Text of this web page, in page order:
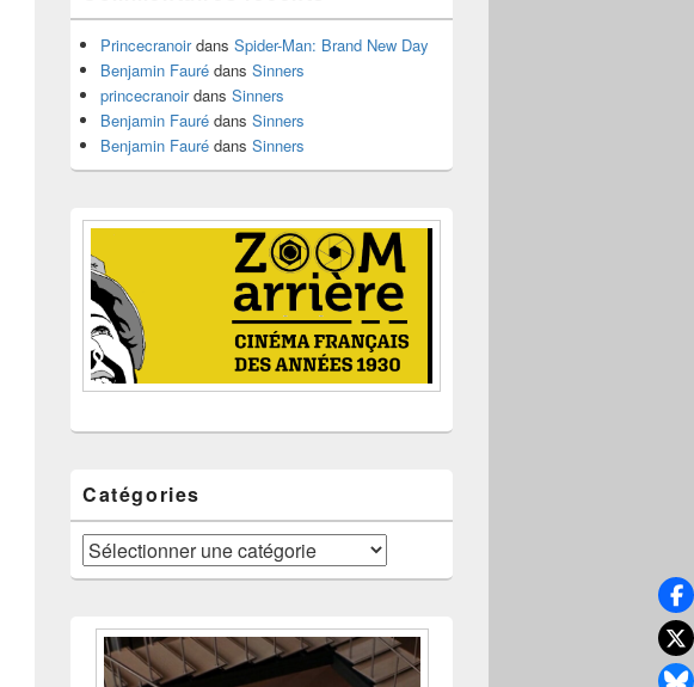
latérale
Princecranoirdans Spider-Man: Brand New Day
Benjamin Fauré dans Sinners
princecranoirdans Sinners
Benjamin Fauré dans Sinners
Benjamin Fauré dans Sinners
Catégories
Catégories